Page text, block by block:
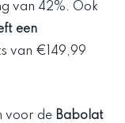
van 42%. Ook
een
van €149,99
voor de Babolat